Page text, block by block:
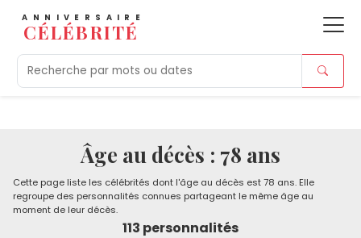
ANNIVERSAIRE
CÉLÉBRITÉ
Aujourd'hui Tendances Morts
Âge au décès : 78 ans
Cette page liste les célébrités dont l'âge au décès est 78 ans. Elle
regroupe des personnalités connues partageant le même âge au
moment de leur décès.
113 personnalités